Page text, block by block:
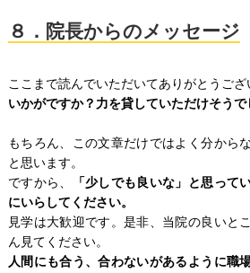
８．院長からのメッセージ
ここまで読んでいただいてありがとうござ
いかがですか？力を貸していただけそうで
もちろん、この文章だけではよく分から
と思います。
ですから、
「少しでも良いな」と思って
にいらしてください。
見学は大歓迎です。是非、当院の良いと
ん見てください。
人間にも合う、合わないがあるように職